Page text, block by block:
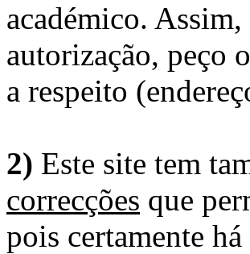
académico.
autorização, peço
a respeito
2) Este site tem
correcções que
pois certamente